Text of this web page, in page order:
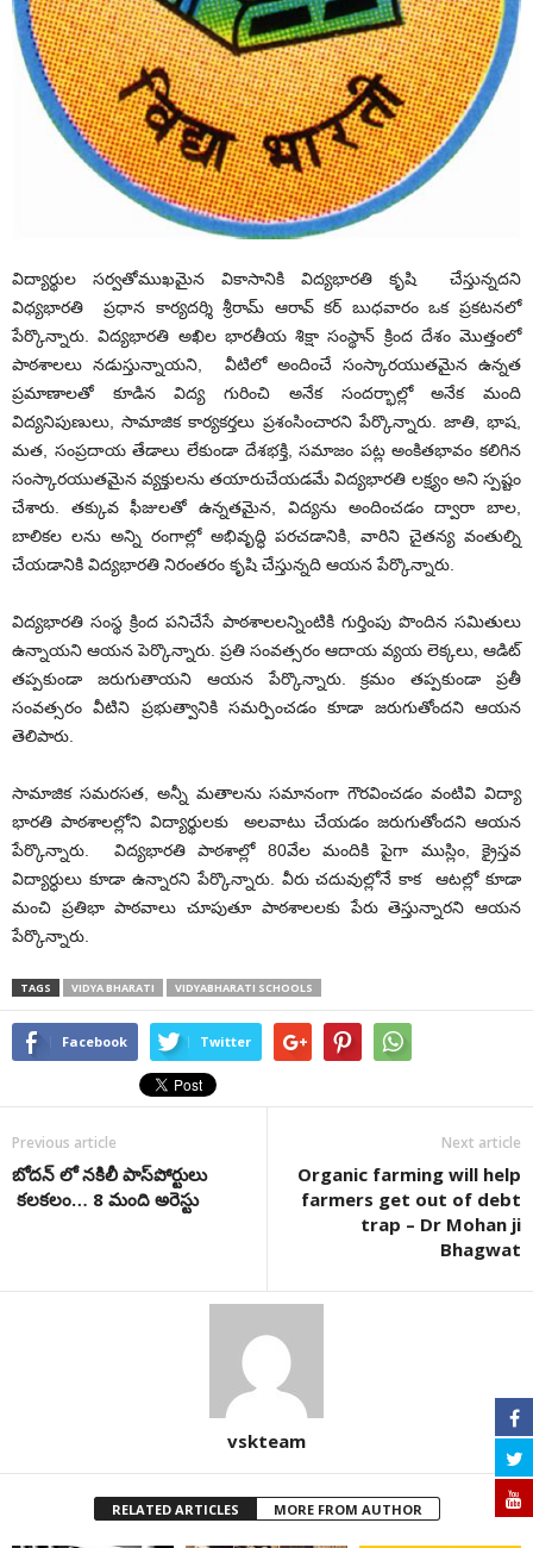
విద్యార్థుల సర్వతోముఖమైన వికాసానికి విద్యభారతి కృషి చేస్తున్న‌ద‌ని
విధ్యభారతి ప్రధాన కార్యదర్శి శ్రీరామ్ ఆరావ్ కర్ బుధ‌వారం ఒక ప్ర‌క‌ట‌న‌లో
పేర్కొన్నారు. విద్యభారతి అఖిల భారతీయ శిక్షా సంస్థాన్ క్రింద దేశం మొత్తంలో
పాఠశాలలు నడుస్తున్నాయ‌ని, వీటిలో అందించే సంస్కారయుతమైన ఉన్నత
ప్రమాణాలతో కూడిన విద్య గురించి అనేక సందర్భాల్లో అనేక మంది
విద్యనిపుణులు, సామాజిక కార్యకర్తలు ప్రశంసించార‌ని పేర్కొన్నారు. జాతి, భాష,
మత, సంప్రదాయ తేడాలు లేకుండా దేశభక్తి, సమాజం పట్ల అంకితభావం కలిగిన
సంస్కారయుతమైన వ్యక్తులను తయారుచేయడమే విద్య‌భార‌తి లక్ష్యం అని స్ప‌ష్టం
చేశారు. తక్కువ ఫీజులతో ఉన్నతమైన, విద్యను అందించడం ద్వారా బాల,
బాలికల ల‌ను అన్ని రంగాల్లో అభివృద్ధి పరచడానికి, వారిని చైతన్య వంతుల్ని
చేయ‌డానికి విద్యభారతి నిరంత‌రం కృషి చేస్తున్నది ఆయ‌న పేర్కొన్నారు.
విద్య‌భార‌తి సంస్థ క్రింద పనిచేసే పాఠశాలలన్నింటికి గుర్తింపు పొందిన సమితులు
ఉన్నాయ‌ని ఆయ‌న పెర్కొన్నారు. ప్రతి సంవత్సరం ఆదాయ వ్యయ లెక్కలు, ఆడిట్
తప్పకుండా జరుగుతాయ‌ని ఆయ‌న పేర్కొన్నారు. క్రమం తప్పకుండా ప్రతీ
సంవత్సరం వీటిని ప్రభుత్వానికి సమర్పించడం కూడా జరుగుతోందని ఆయన
తెలిపారు.
సామాజిక సమరసత, అన్నీ మతాలను సమానంగా గౌరవించడం వంటివి విద్యా
భారతి పాఠశాలల్లోని విద్యార్థులకు అలవాటు చేయడం జరుగుతోంద‌ని ఆయ‌న
పేర్కొన్నారు. విద్య‌భార‌తి పాఠశాల్లో 80వేల మందికి పైగా ముస్లిం, క్రైస్తవ
విద్యార్ధులు కూడా ఉన్నార‌ని పేర్కొన్నారు. వీరు చదువుల్లోనే కాక ఆటల్లో కూడా
మంచి ప్రతిభా పాఠ‌వాలు చూపుతూ పాఠశాలలకు పేరు తెస్తున్నార‌ని ఆయ‌న
పేర్కొన్నారు.
TAGS VIDYA BHARATI VIDYABHARATI SCHOOLS
Facebook Twitter
Previous article
బోద‌న్ లో న‌‌కిలీ పాస్‌పోర్టులు
క‌ల‌క‌లం… 8 మంది అరెస్టు
Next article
Organic farming will help
farmers get out of debt
trap – Dr Mohan ji
Bhagwat
vskteam
RELATED ARTICLES MORE FROM AUTHOR